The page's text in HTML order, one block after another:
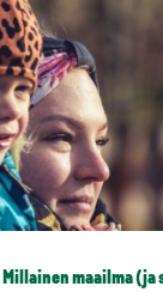
Millainen maailma